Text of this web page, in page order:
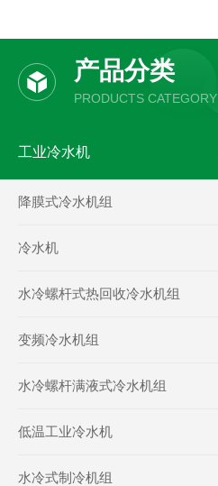
产品分类
PRODUCTS CATEGORY
工业冷水机
降膜式冷水机组
冷水机
水冷螺杆式热回收冷水机组
变频冷水机组
水冷螺杆满液式冷水机组
低温工业冷水机
水冷式制冷机组